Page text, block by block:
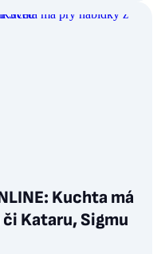
Kuchta má
Kataru, Sigmu